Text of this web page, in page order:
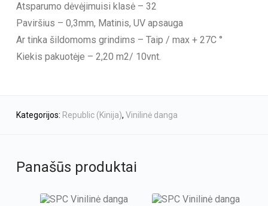
Atsparumo dėvėjimuisi klasė – 32
Paviršius – 0,3mm, Matinis, UV apsauga
Ar tinka šildomoms grindims – Taip / max + 27C °
Kiekis pakuotėje – 2,20 m2/ 10vnt.
Kategorijos: Republic (Kinija), Vinilinė danga
Panašūs produktai